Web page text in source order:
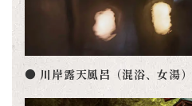
● 川岸露天風呂（混浴、女湯）